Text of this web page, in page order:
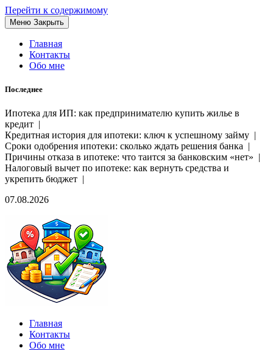
Перейти к содержимому
Меню Закрыть
Главная
Контакты
Обо мне
Последнее
Ипотека для ИП: как предпринимателю купить жилье в
кредит |
Кредитная история для ипотеки: ключ к успешному займу |
Сроки одобрения ипотеки: сколько ждать решения банка |
Причины отказа в ипотеке: что таится за банковским «нет» |
Налоговый вычет по ипотеке: как вернуть средства и
укрепить бюджет |
07.08.2026
Главная
Контакты
Обо мне